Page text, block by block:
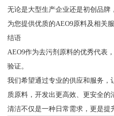
无论是大型生产企业还是初创品牌
为您提供优质的AEO9原料及相关服
结语
AEO9作为去污剂原料的优秀代表
验证。
我们希望通过专业的供应和服务
质原料，开发出更高效、更安全的
清洁不仅是一种日常需求，更是提